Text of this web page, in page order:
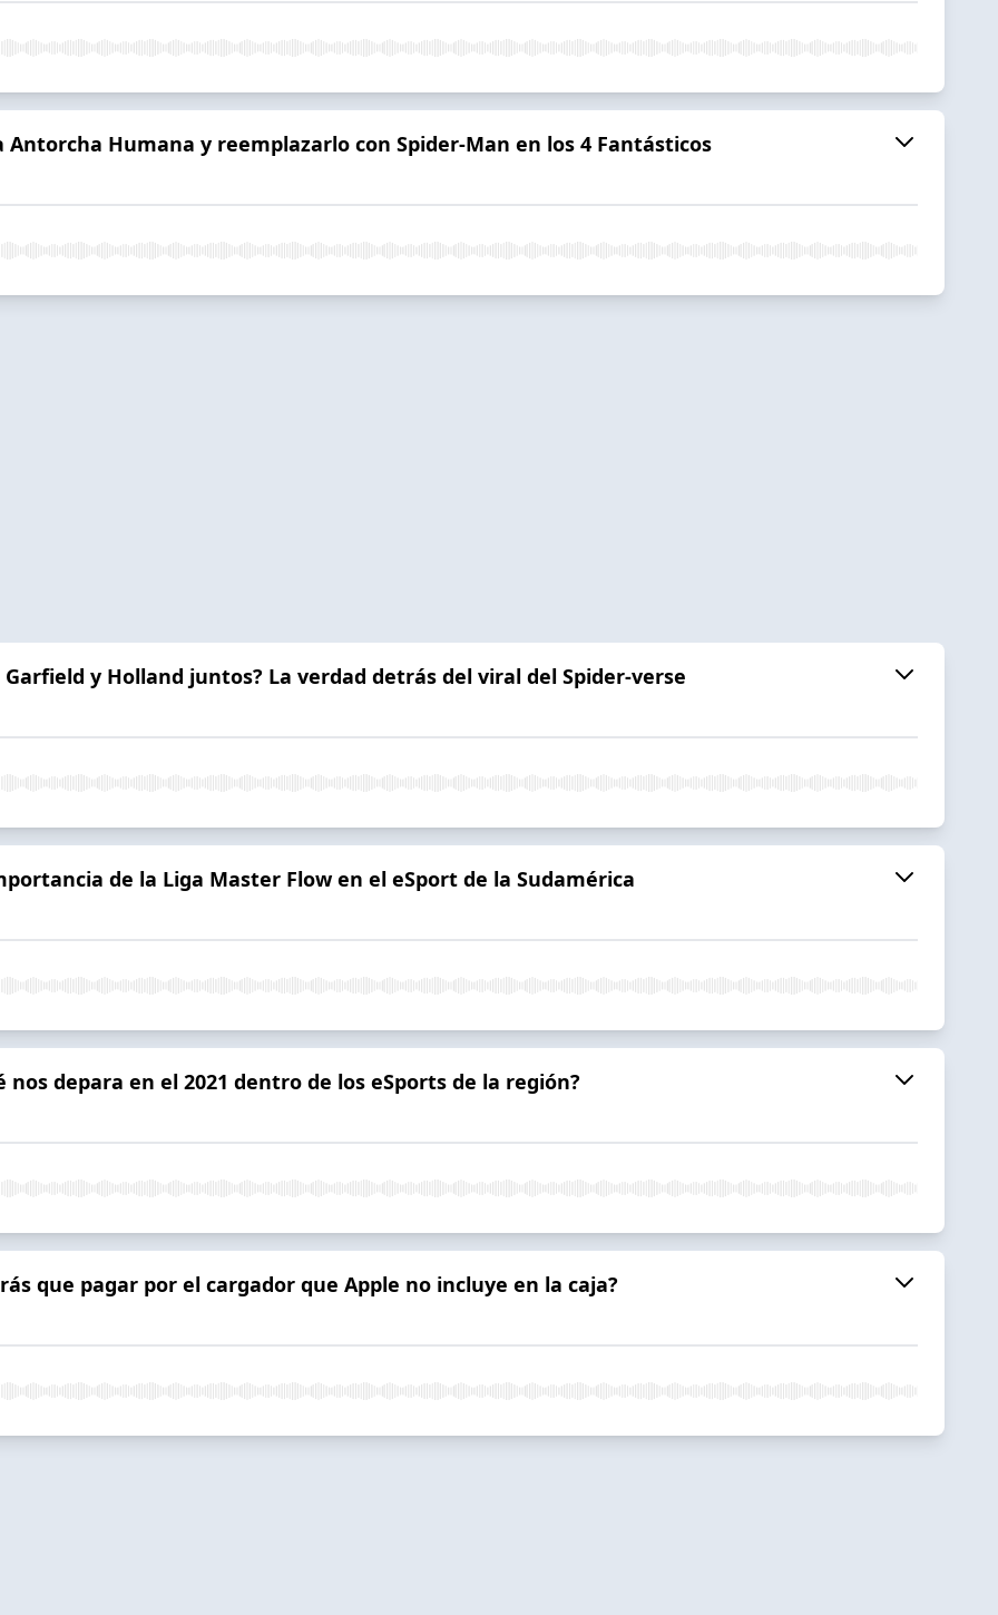
Humana y reemplazarlo con Spider-Man en los 4 Fantásticos
y Holland juntos? La verdad detrás del viral del Spider-verse
de la Liga Master Flow en el eSport de la Sudamérica
nos depara en el 2021 dentro de los eSports de la región?
que pagar por el cargador que Apple no incluye en la caja?